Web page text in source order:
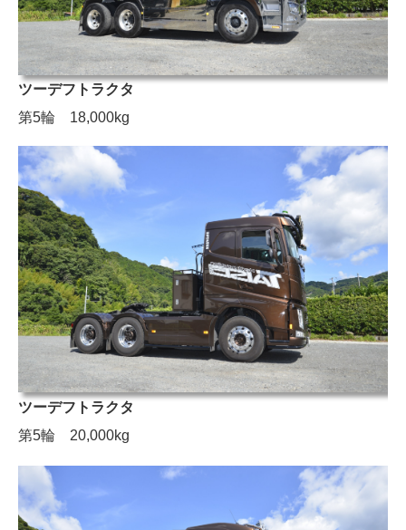
河津で働く・暮らす
採用情報
募集要項（中大型・トレーラードライバー）
募集要項（建設機械等修理整備エンジニア）
募集要項（建設インフラクリエイター）
お問合せ
お問合せ
個人情報保護方針
ツーデフトラクタ
第5輪 18,000kg
ツーデフトラクタ
第5輪 20,000kg